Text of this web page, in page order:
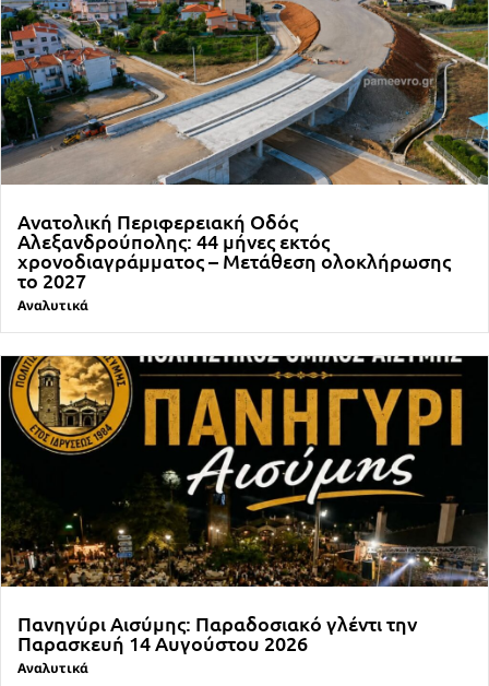
Ανατολική Περιφερειακή Οδός
Αλεξανδρούπολης: 44 μήνες εκτός
χρονοδιαγράμματος – Μετάθεση ολοκλήρωσης
το 2027
Αναλυτικά
Πανηγύρι Αισύμης: Παραδοσιακό γλέντι την
Παρασκευή 14 Αυγούστου 2026
Αναλυτικά